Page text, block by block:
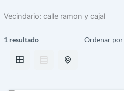
Vecindario: calle ramon y cajal
1 resultado Ordenar por